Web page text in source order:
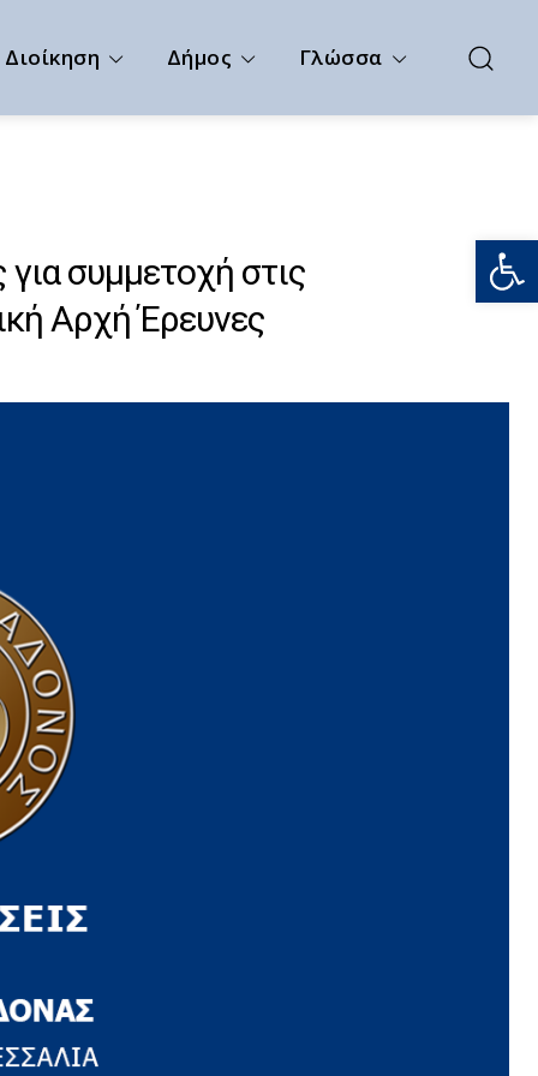
Διοίκηση Δήμος Γλώσσα
συμμετοχή στις
Αρχή Έρευνες